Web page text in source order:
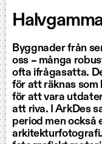
Byggnader från
oss – många
ofta ifrågasatta.
för att räknas som
för att vara
att riva. I ArkDes
period men också